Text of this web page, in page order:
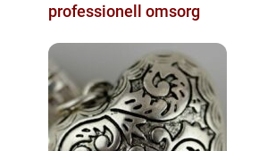
professionell omsorg